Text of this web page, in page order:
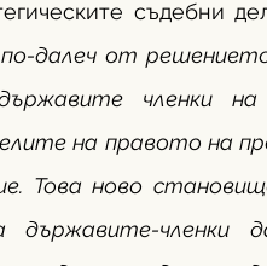
съдебни
далеч от
членки
на правото на
Това ново
държавите-членки